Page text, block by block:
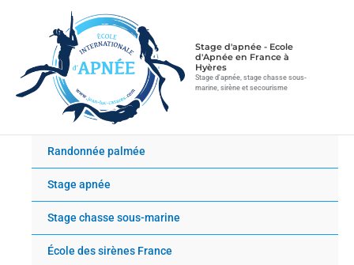
Stage d'apnée - Ecole
d'Apnée en France à
Hyères
Stage d'apnée, stage chasse sous-
marine, sirène et secourisme
Randonnée palmée
Stage apnée
Stage chasse sous-marine
École des sirènes France